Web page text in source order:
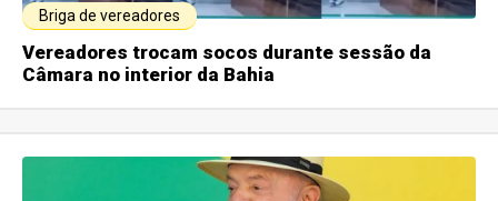
Briga de vereadores
Vereadores trocam socos durante sessão da
Câmara no interior da Bahia